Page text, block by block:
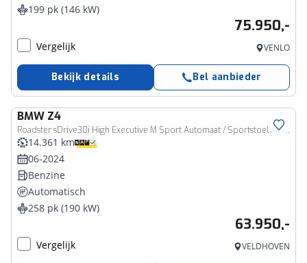
199 pk (146 kW)
75.950,-
Vergelijk VENLO
Bekijk details Bel aanbieder
BMW Z4
Roadster sDrive30i High Executive M Sport Automaat / Sportstoelen / Comfort Access / Adaptieve LED / Head-Up / Harman Kardon / Achteruitrijcamera
14.361 km
06-2024
Benzine
Automatisch
258 pk (190 kW)
63.950,-
Vergelijk VELDHOVEN